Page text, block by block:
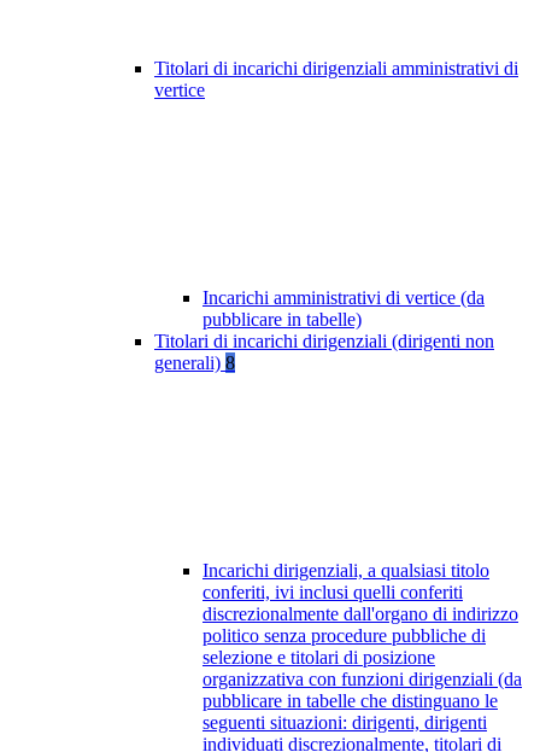
Titolari di incarichi dirigenziali amministrativi di
vertice
Incarichi amministrativi di vertice (da
pubblicare in tabelle)
Titolari di incarichi dirigenziali (dirigenti non
generali) 8
Incarichi dirigenziali, a qualsiasi titolo
conferiti, ivi inclusi quelli conferiti
discrezionalmente dall'organo di indirizzo
politico senza procedure pubbliche di
selezione e titolari di posizione
organizzativa con funzioni dirigenziali (da
pubblicare in tabelle che distinguano le
seguenti situazioni: dirigenti, dirigenti
individuati discrezionalmente, titolari di